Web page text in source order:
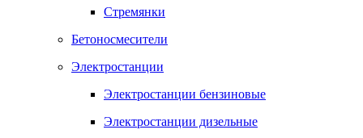
Стремянки
Бетоносмесители
Электростанции
Электростанции бензиновые
Электростанции дизельные